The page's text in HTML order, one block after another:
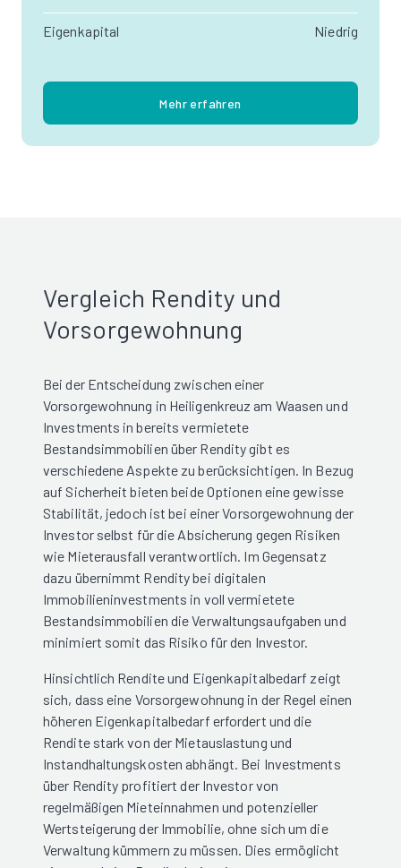
Eigenkapital Niedrig
Mehr erfahren
Vergleich Rendity und
Vorsorgewohnung
Bei der Entscheidung zwischen einer
Vorsorgewohnung in Heiligenkreuz am Waasen und
Investments in bereits vermietete
Bestandsimmobilien über Rendity gibt es
verschiedene Aspekte zu berücksichtigen. In Bezug
auf Sicherheit bieten beide Optionen eine gewisse
Stabilität, jedoch ist bei einer Vorsorgewohnung der
Investor selbst für die Absicherung gegen Risiken
wie Mieterausfall verantwortlich. Im Gegensatz
dazu übernimmt Rendity bei digitalen
Immobilieninvestments in voll vermietete
Bestandsimmobilien die Verwaltungsaufgaben und
minimiert somit das Risiko für den Investor.
Hinsichtlich Rendite und Eigenkapitalbedarf zeigt
sich, dass eine Vorsorgewohnung in der Regel einen
höheren Eigenkapitalbedarf erfordert und die
Rendite stark von der Mietauslastung und
Instandhaltungskosten abhängt. Bei Investments
über Rendity profitiert der Investor von
regelmäßigen Mieteinnahmen und potenzieller
Wertsteigerung der Immobilie, ohne sich um die
Verwaltung kümmern zu müssen. Dies ermöglicht